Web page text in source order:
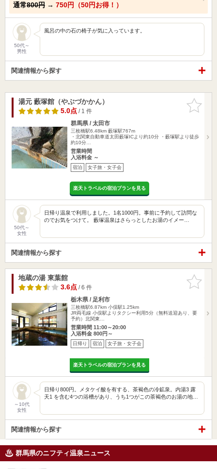
通常800円 → 750円（50円お得！）
50代～
男性
風呂の中の石の椅子が気に入っています。
関連情報から探す
お気に入
りに追加
湯元 藪塚館（やぶづかかん）
5.0点/ 1 件
群馬県 / 太田市
三枚橋駅6.48km 藪塚駅767m
・北関東自動車道太田藪塚ICより約10分 ・藪塚駅より徒歩
約10分…
営業時間
入浴料金 ～
宿泊 女子旅・女子会
楽天トラベルの宿泊プランを見る
50代～
女性
日帰り温泉で利用しました。1名1000円。事前に予約して訪問な
のでお気をつけて。 藪塚温泉はさらっとしたお湯のイメー…
関連情報から探す
お気に入
りに追加
地蔵の湯 東葉館
3.6点/ 6 件
栃木県 / 足利市
三枚橋駅6.87km 小俣駅1.25km
JR両毛線 小俣駅よりタクシー利用5分（無料送迎あり、要
予約）北関東…
営業時間 11:00～20:00
入浴料金 800円～
日帰り 宿泊 女子旅・女子会
楽天トラベルの宿泊プランを見る
～10代
女性
日帰り800円。メタケイ酸を有する、茶褐色の冷鉱泉。内湯3 露
天1 を含む4つの浴槽があり、うち1つがこの茶褐色のお湯の地…
関連情報から探す
群馬県のニフティ温泉ニュース